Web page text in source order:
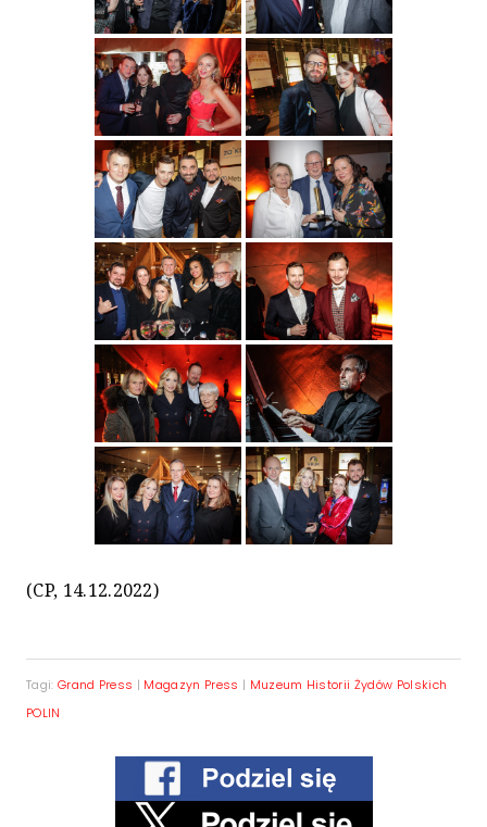
(CP, 14.12.2022)
Tagi: Grand Press | Magazyn Press | Muzeum Historii Żydów Polskich
POLIN